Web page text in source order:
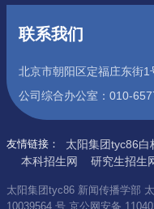
联系我们
北京市朝阳区定福庄东街
公司综合办公室：010-
友情链接： 太阳集团tyc86白
本科招生网
研究生招生
太阳集团tyc86 新闻传播学部
10039564 号 京公网安备